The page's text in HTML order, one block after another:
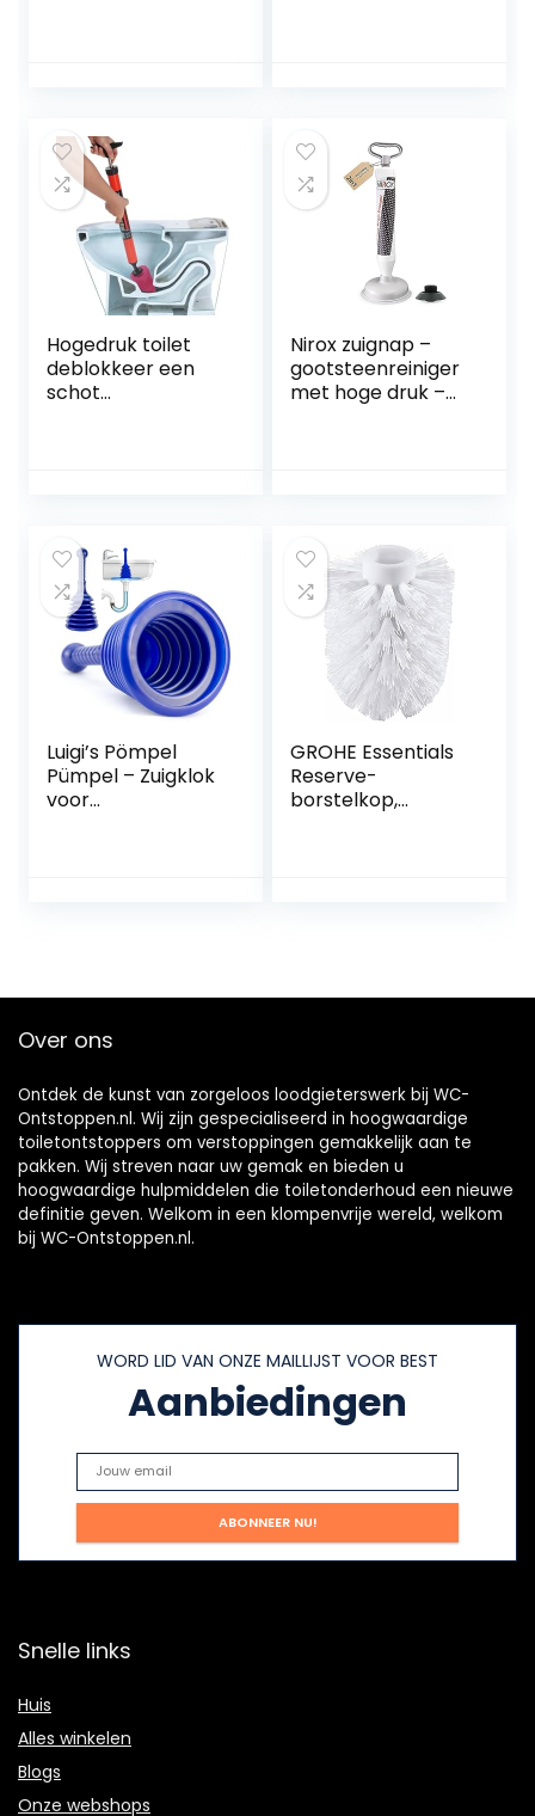
Hogedruk toilet
deblokkeer een
schot
multifunctionele
hogedruk
toiletzuiger voor
badkamer keuken
badkuip
Nirox zuignap –
gootsteenreiniger
met hoge druk –
ontstopper met
krachtige
perslucht
Luigi’s Pömpel
Pümpel – Zuigklok
voor
GROHE Essentials
Reserve-
borstelkop,
Over ons
Ontdek de kunst van zorgeloos loodgieterswerk bij WC-
Ontstoppen.nl. Wij zijn gespecialiseerd in hoogwaardige
toiletontstoppers om verstoppingen gemakkelijk aan te
pakken. Wij streven naar uw gemak en bieden u
hoogwaardige hulpmiddelen die toiletonderhoud een nieuwe
definitie geven. Welkom in een klompenvrije wereld, welkom
bij WC-Ontstoppen.nl.
WORD LID VAN ONZE MAILLIJST VOOR BEST
Aanbiedingen
Snelle links
Huis
Alles winkelen
Blogs
Onze webshops